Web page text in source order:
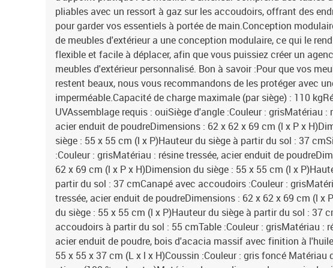
pliables avec un ressort à gaz sur les accoudoirs, offrant des
pour garder vos essentiels à portée de main.Conception
de meubles d'extérieur a une conception modulaire, ce qui le
flexible et facile à déplacer, afin que vous puissiez créer un
meubles d'extérieur personnalisé. Bon à savoir :Pour que vos
restent beaux, nous vous recommandons de les protéger avec
imperméable.Capacité de charge maximale (par siège) : 110
UVAssemblage requis : ouiSiège d'angle :Couleur : grisMatériau :
acier enduit de poudreDimensions : 62 x 62 x 69 cm (l x P x
siège : 55 x 55 cm (l x P)Hauteur du siège à partir du sol : 37
:Couleur : grisMatériau : résine tressée, acier enduit de
62 x 69 cm (l x P x H)Dimension du siège : 55 x 55 cm (l x
partir du sol : 37 cmCanapé avec accoudoirs :Couleur :
tressée, acier enduit de poudreDimensions : 62 x 62 x 69 cm (l x
du siège : 55 x 55 cm (l x P)Hauteur du siège à partir du sol : 37
accoudoirs à partir du sol : 55 cmTable :Couleur : grisMatériau :
acier enduit de poudre, bois d'acacia massif avec finition à
55 x 55 x 37 cm (L x l x H)Coussin :Couleur : gris foncé Matériau